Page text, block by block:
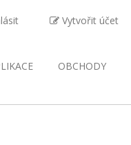
Vytvořit účet
OBCHODY